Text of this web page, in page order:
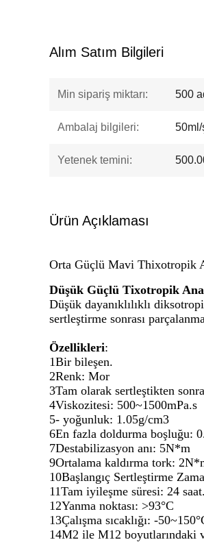
Alım Satım Bilgileri
Min sipariş miktarı: 500
Ambalaj bilgileri:
Yetenek temini:
Ürün Açıklaması
Orta Güçlü Mavi Thixotropik
Düşük Güçlü Tixotropik
Düşük dayanıklılıklı
sertleştirme sonrası
Özellikleri:
1Bir bileşen.
2Renk: Mor
3Tam olarak sertleştikten
4Viskozitesi: 500~1500mPa.s
5- yoğunluk: 1.05g/cm3
6En fazla doldurma boşluğu:
7Destabilizasyon anı: 5N*m
9Ortalama kaldırma tork:
10Başlangıç Sertleştirme
11Tam iyileşme süresi: 24 saat.
12Yanma noktası: >93°C
13Çalışma sıcaklığı: -
14M2 ile M12